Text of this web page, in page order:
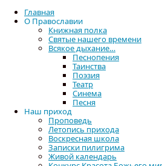
Главная
О Православии
Книжная полка
Святые нашего времени
Всякое дыхание…
Песнопения
Таинства
Поэзия
Театр
Синема
Песня
Наш приход
Проповедь
Летопись прихода
Воскресная школа
Записки пилигрима
Живой календарь
О храме — история и